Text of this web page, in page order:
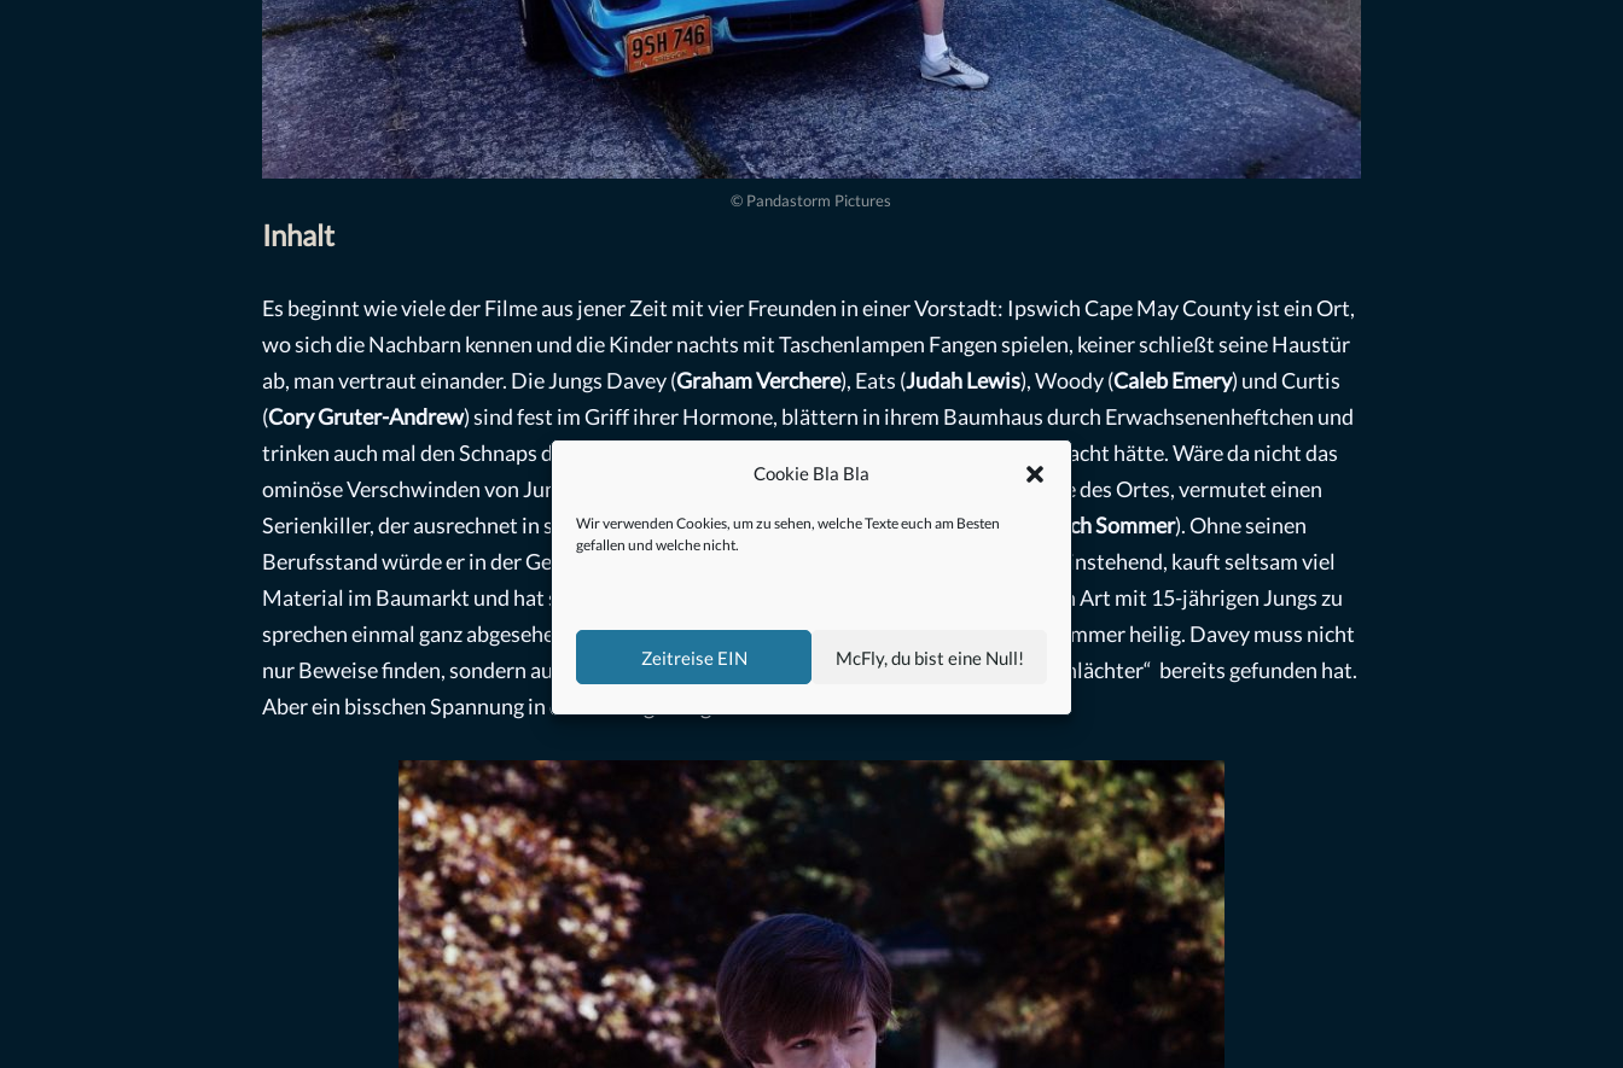
Cookie Bla Bla
Wir verwenden Cookies, um zu sehen, welche Texte euch am Besten
gefallen und welche nicht.
Zeitreise EIN McFly, du bist eine Null!
© Pandastorm Pictures
Inhalt
Es beginnt wie viele der Filme aus jener Zeit mit vier Freunden in einer Vorstadt: Ipswich Cape May County ist ein Ort,
wo sich die Nachbarn kennen und die Kinder nachts mit Taschenlampen Fangen spielen, keiner schließt seine Haustür
ab, man vertraut einander. Die Jungs Davey (Graham Verchere), Eats (Judah Lewis), Woody (Caleb Emery) und Curtis
(Cory Gruter-Andrew) sind fest im Griff ihrer Hormone, blättern in ihrem Baumhaus durch Erwachsenenheftchen und
trinken auch mal den Schnaps der Eltern. Ein Idyll in dem man gern seine Kindheit verbracht hätte. Wäre da nicht das
ominöse Verschwinden von Jungen in ihrem Alter. Davey Armstrong, der Zeitungsjunge des Ortes, vermutet einen
Serienkiller, der ausrechnet in seiner Nachbarschaft wohnt, den Cop Wayne Mackey (
Rich Sommer). Ohne seinen
Berufsstand würde er in der Gemeinschaft schon etwas seltsam wirken: Anfang 40, alleinstehend, kauft seltsam viel
Material im Baumarkt und hat seine Kellerfenster geschwärzt. Von seiner unheimlichen Art mit 15-jährigen Jungs zu
sprechen einmal ganz abgesehen. Aber er ist ein Polizist und die sind in den USA schon immer heilig. Davey muss nicht
nur Beweise finden, sondern auch seine Freunde überzeugen, dass er den „Cape May Schlächter“ bereits gefunden hat.
Aber ein bisschen Spannung in diesen langweiligen Sommerferien kann nicht schaden.